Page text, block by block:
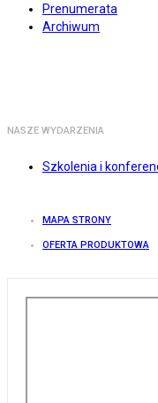
Prenumerata
Archiwum
NASZE WYDARZENIA
Szkolenia i
MAPA STRONY
OFERTA PRODUKTOWA